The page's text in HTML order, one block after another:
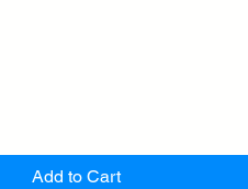
Add to Cart